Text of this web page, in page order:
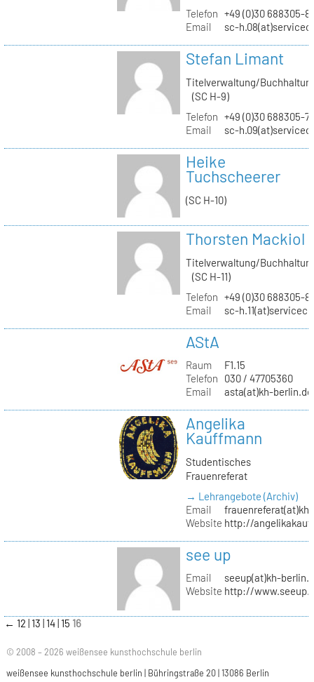
Telefon +49 (0)30 688305-
Email
sc-
Stefan Limant
Titelverwaltung/
(SC H-9)
Telefon +49 (0)30 688305-
Email
sc-
Heike
Tuchscheerer
(SC H-10)
Thorsten Mackiol
Titelverwaltung/
(SC H-11)
Telefon +49 (0)30 688305-
Email
sc-
AStA
Raum
F1.15
Telefon
030 / 47705360
Email
asta(at)kh-berlin.de
Angelika
Kauffmann
Studentisches
Frauenreferat
→ Lehrangebote (Archiv)
Email
Website http://
see up
Email
seeup(at)kh-
Website http://
← 12 13 14 15 16
© 2008 – 2026 weißensee kunsthochschule berlin
weißensee kunsthochschule berlin | Bühringstraße 20 | 13086 Berlin